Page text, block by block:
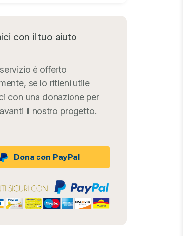
con il tuo aiuto
è offerto
se lo ritieni utile
con una donazione per
il nostro progetto.
Dona con PayPal